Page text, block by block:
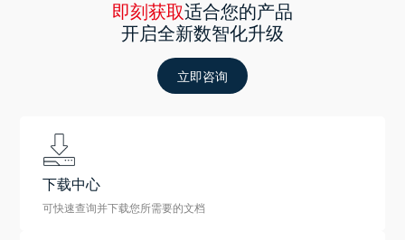
即刻获取适合您的产品
开启全新数智化升级
立即咨询
下载中心
可快速查询并下载您所需要的文档